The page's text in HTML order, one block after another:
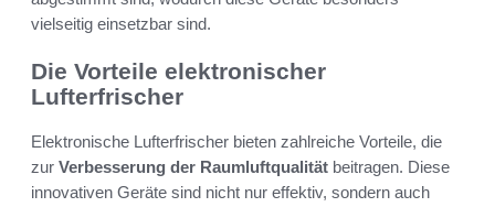
vielseitig einsetzbar sind.
Die Vorteile elektronischer
Lufterfrischer
Elektronische Lufterfrischer bieten zahlreiche Vorteile, die
zur Verbesserung der Raumluftqualität beitragen. Diese
innovativen Geräte sind nicht nur effektiv, sondern auch